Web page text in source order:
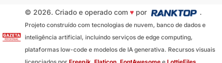
© 2026. Criado e operado com ♥por .
Projeto construído com tecnologias de nuvem, banco de dados e
inteligência artificial, incluindo serviços de edge computing,
plataformas low-code e modelos de IA generativa. Recursos visuais